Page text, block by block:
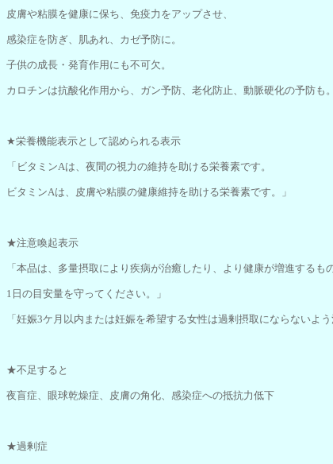
皮膚や粘膜を健康に保ち、免疫力をアップさせ、
感染症を防ぎ、肌あれ、カゼ予防に。
子供の成長・発育作用にも不可欠。
カロチンは抗酸化作用から、ガン予防、老化防止、動脈硬化の予防も。
★栄養機能表示として認められる表示
「ビタミンAは、夜間の視力の維持を助ける栄養素です。
ビタミンAは、皮膚や粘膜の健康維持を助ける栄養素です。」
★注意喚起表示
「本品は、多量摂取により疾病が治癒したり、より健康が増進するも
1日の目安量を守ってください。」
「妊娠3ケ月以内または妊娠を希望する女性は過剰摂取にならないよ
★不足すると
夜盲症、眼球乾燥症、皮膚の角化、感染症への抵抗力低下
★過剰症